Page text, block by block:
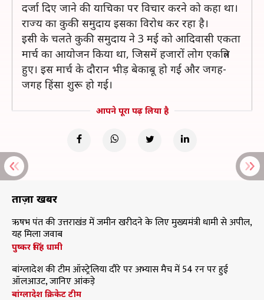
दर्जा दिए जाने की याचिका पर विचार करने को कहा था।
राज्य का कुकी समुदाय इसका विरोध कर रहा है।
इसी के चलते कुकी समुदाय ने 3 मई को आदिवासी एकता
मार्च का आयोजन किया था, जिसमें हजारों लोग एकत्रित
हुए। इस मार्च के दौरान भीड़ बेकाबू हो गई और जगह-
जगह हिंसा शुरू हो गई।
आपने पूरा पढ़ लिया है
ताज़ा खबरें
ऋषभ पंत की उत्तराखंड में जमीन खरीदने के लिए मुख्यमंत्री धामी से अपील,
यह मिला जवाब
पुष्कर सिंह धामी
बांग्लादेश की टीम ऑस्ट्रेलिया दौरे पर अभ्यास मैच में 54 रन पर हुई
ऑलआउट, जानिए आंकड़े
बांग्लादेश क्रिकेट टीम